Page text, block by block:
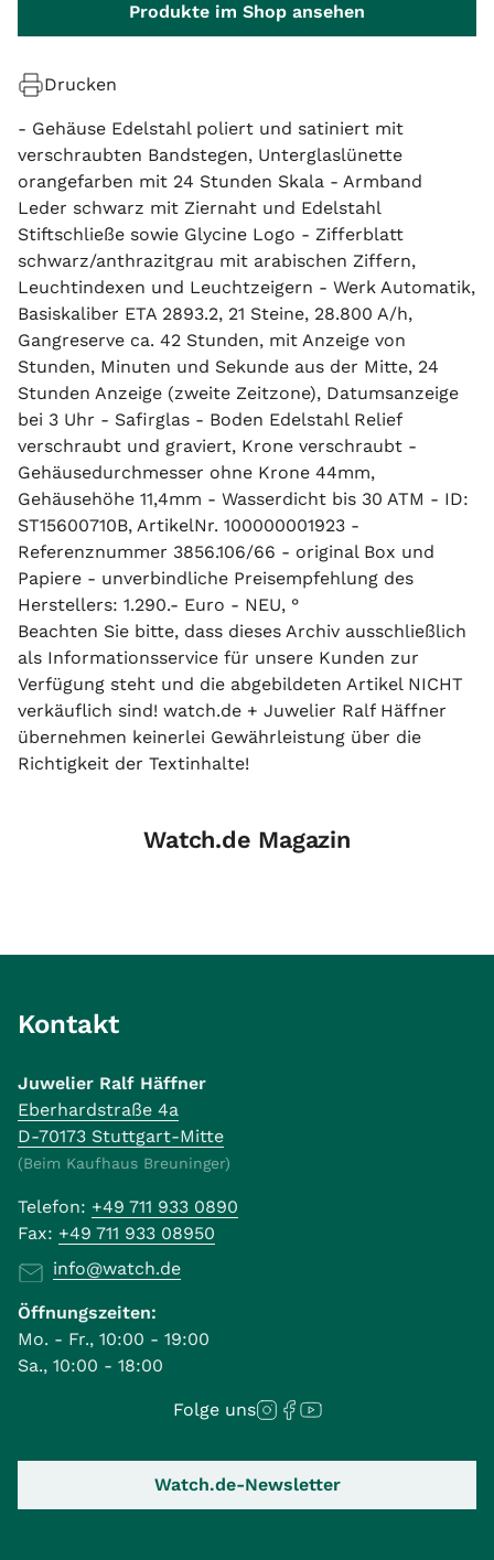
Produkte im Shop ansehen
Drucken
- Gehäuse Edelstahl poliert und satiniert mit
verschraubten Bandstegen, Unterglaslünette
orangefarben mit 24 Stunden Skala - Armband
Leder schwarz mit Ziernaht und Edelstahl
Stiftschließe sowie Glycine Logo - Zifferblatt
schwarz/anthrazitgrau mit arabischen Ziffern,
Leuchtindexen und Leuchtzeigern - Werk Automatik,
Basiskaliber ETA 2893.2, 21 Steine, 28.800 A/h,
Gangreserve ca. 42 Stunden, mit Anzeige von
Stunden, Minuten und Sekunde aus der Mitte, 24
Stunden Anzeige (zweite Zeitzone), Datumsanzeige
bei 3 Uhr - Safirglas - Boden Edelstahl Relief
verschraubt und graviert, Krone verschraubt -
Gehäusedurchmesser ohne Krone 44mm,
Gehäusehöhe 11,4mm - Wasserdicht bis 30 ATM - ID:
ST15600710B, ArtikelNr. 100000001923 -
Referenznummer 3856.106/66 - original Box und
Papiere - unverbindliche Preisempfehlung des
Herstellers: 1.290.- Euro - NEU, °
Beachten Sie bitte, dass dieses Archiv ausschließlich
als Informationsservice für unsere Kunden zur
Verfügung steht und die abgebildeten Artikel NICHT
verkäuflich sind! watch.de + Juwelier Ralf Häffner
übernehmen keinerlei Gewährleistung über die
Richtigkeit der Textinhalte!
Watch.de Magazin
Kontakt
Juwelier Ralf Häffner
Eberhardstraße 4a
D-70173 Stuttgart-Mitte
(Beim Kaufhaus Breuninger)
Telefon: +49 711 933 0890
Fax: +49 711 933 08950
info@watch.de
Öffnungszeiten:
Mo. - Fr., 10:00 - 19:00
Sa., 10:00 - 18:00
Folge uns
Watch.de-Newsletter